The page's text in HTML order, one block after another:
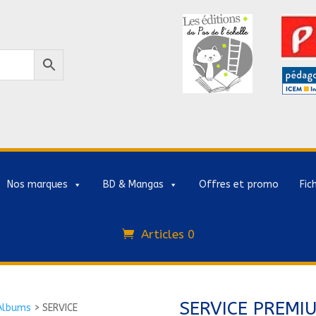
Nos marques BD & Mangas Offres et promo
Articles 0
>SERVICE
SERVICE